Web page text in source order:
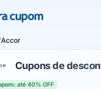
Accor
Cupons de
até 40% OFF